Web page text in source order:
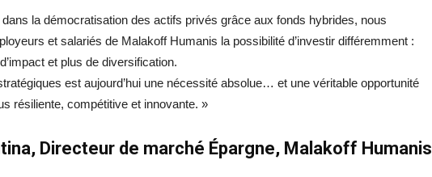
la démocratisation des actifs privés grâce aux fonds hybrides, nous
et salariés de Malakoff Humanis la possibilité d’investir différemment :
et plus de diversification.
est aujourd’hui une nécessité absolue… et une véritable opportunité
résiliente, compétitive et innovante. »
Directeur de marché Épargne, Malakoff Humanis